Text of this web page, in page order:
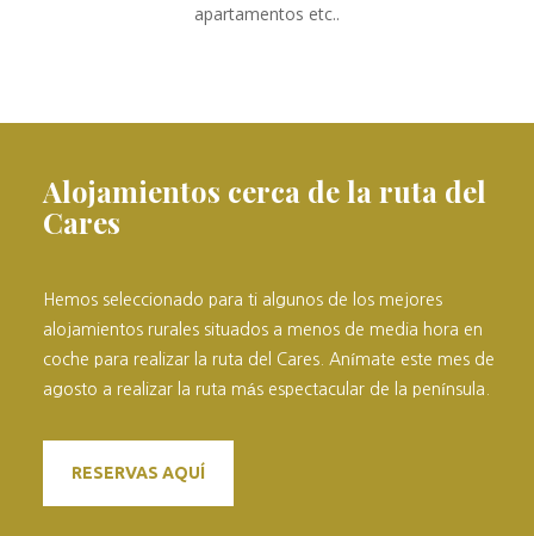
apartamentos etc..
Alojamientos cerca de la ruta del
Cares
Hemos seleccionado para ti algunos de los mejores
alojamientos rurales situados a menos de media hora en
coche para realizar la ruta del Cares. Anímate este mes de
agosto a realizar la ruta más espectacular de la península.
RESERVAS AQUÍ